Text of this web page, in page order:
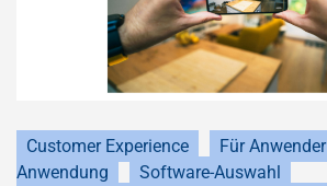
Customer Experience Für Anwender
Anwendung
Software-Auswahl